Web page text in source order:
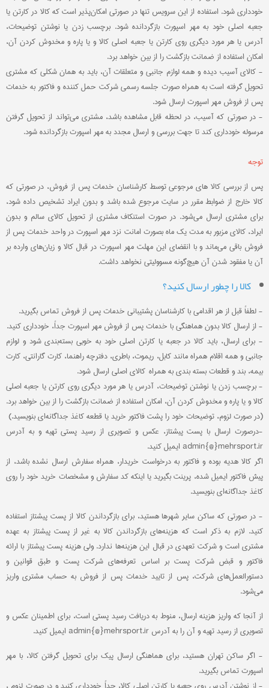
خودداری شود. استفاده از این سرویس تنها در صورتی امکان‌پذیر است که کالا در کارتن یا
جعبه اصلی خود به مهر اسپورت بازگردانده شود. برچسب زدن یا نوشتن توضیحات،
آدرس یا هر مورد دیگری روی کارتن یا جعبه اصلی کالا و یا پاره و مخدوش کردن آن،
امکان استفاده از ضمانت بازگشت را از بین خواهد برد.
- کالای آسیب دیده و همه لوازم جانبی و متعلقات آن، باید به همان شکلی که مشتری
تحویل گرفته است به همراه صورت جلسه رسمی شرکت حمل کننده و فاکتور به خدمات
پس از فروش مهر اسپورت ارسال شود.
- در صورتی که آسیب‏‌، در لحظه قابل مشاهده باشد، مشتری می‏‌تواند از تحویل گرفتن
مرسوله خودداری کند تا جهت بررسی و ارسال مجدد به مهر اسپورت بازگردانده شود.
توجه:
پس از بررسی کالا های مرجوعی توسط کارشناسان خدمات پس از فروش، در صورتی که
کالا خارج از ضوابط مقرر در سایت مرجوع شده باشد و بدون ایراد تشخیص داده شود،
برای مشتری ارسال می‌شود. در صورت استنکاف مشتری از تحویل کالای سالم و بدون
ایراد، کالای مزبور به مدت یک ماه بصورت امانت نزد مهر اسپورت در واحد خدمات پس از
فروش باقی می‌ماند و با انقضای این مهلت مهر اسپورت در قبال کالا و زیان‌های وارده بر
آن یا مفقود شدن آن هیچ‌گونه مسوولیتی نخواهد داشت.
کالا را چطور ارسال کنید؟
- لطفاً قبل از هر اقدامی با کارشناسان پشتیبانی خدمات پس از فروش تماس بگیرید.
- از ارسال کالا بدون هماهنگی با خدمات پس از فروش مهر اسپورت جداً، خودداری کنید.
- برای ارسال، باید کالا در جعبه یا کارتن اصلی خود به ‏خوبی بسته‌بندی شود و لوازم
جانبی و همه اقلام همراه مانند کابل، ریموت، باطری، دفترچه راهنما، کارت گارانتی، کارت
بیمه، بند و قطعات بسته بندی به همراه کالای اصلی ارسال شود.
- برچسب زدن یا نوشتن توضیحات، آدرس یا هر مورد دیگری روی کارتن یا جعبه اصلی
کالا و یا پاره و مخدوش کردن آن، امکان استفاده از ضمانت بازگشت را از بین خواهد برد.
(در صورت لزوم، توضیحات خود را پشت فاکتور خرید یا قطعه کاغذ جداگانه‌ای بنویسید.)
-درصورت ارسال با پست پیشتاز، عکس و تصویری از رسید پستی تهیه و به آدرس
admin{@}mehrsport.ir ایمیل کنید.
اگر کالا هدیه بوده و فاکتور به درخواست خریدار، همراه سفارش ارسال نشده باشد، از
پیش فاکتور ایمیل شده، پرینت بگیرید یا اینکه کد سفارش و مشخصات خرید خود را روی
کاغذ جداگانه‌ای بنویسید.
- در صورتی که ساکن سایر شهرها هستید، برای بازگرداندن کالا از پست پیشتاز استفاده
کنید. لازم به ذکر است که هزینه‌های بازگرداندن کالا به غیر از پست پیشتاز به عهده
مشتری است و شرکت تعهدی در قبال این هزینه‌ها ندارد. ولی هزینه پست پیشتاز با ارائه
فاکتور و قبض شرکت پست بر اساس تعرفه‌های شرکت پست و طبق قوانین و
دستورالعمل‌های شرکت، پس از تایید خدمات پس از فروش به حساب مشتری واریز
می‌شود.
از آنجا که واریز هزینه ارسال، منوط به دریافت رسید پستی است، برای اطمینان عکس و
تصویری از رسید تهیه و آن را به آدرس admin{@}mehrsport.ir ایمیل کنید.
- اگر ساکن تهران هستید، برای هماهنگی ارسال پیک برای تحویل گرفتن کالا، با مهر
اسپورت تماس بگیرید.